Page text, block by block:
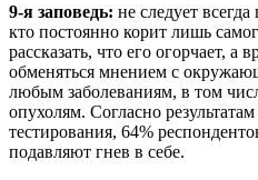
9-я заповедь: не следует
кто постоянно корит лишь
рассказать, что его огорчает,
обменяться мнением с
любым заболеваниям, в том
опухолям. Согласно
тестирования, 64%
подавляют гнев в себе.